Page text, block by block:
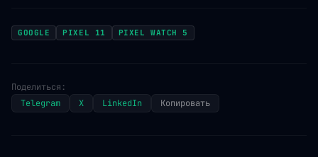
GOOGLE PIXEL 11 PIXEL WATCH 5
Поделиться:
Telegram
X LinkedIn Копировать